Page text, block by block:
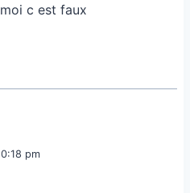
c est faux
pm